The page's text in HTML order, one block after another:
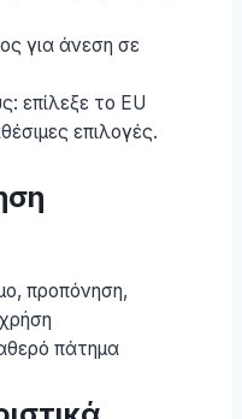
για άνεση σε
επίλεξε το EU
επιλογές.
προπόνηση,
πάτημα